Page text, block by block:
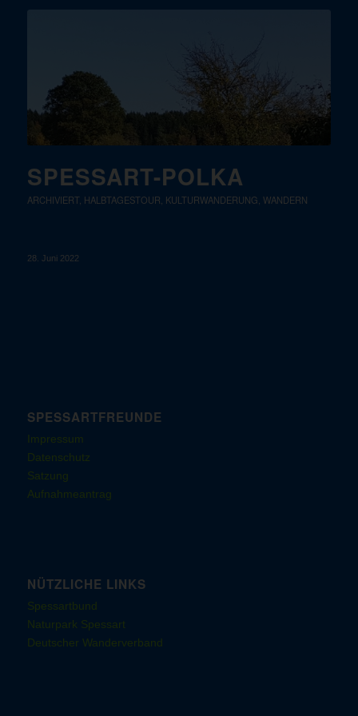
SPESSART-POLKA
ARCHIVIERT, HALBTAGESTOUR KULTURWANDERUNG WANDERN
28. Juni 2022
SPESSARTFREUNDE
Impressum
Datenschutz
Satzung
Aufnahmeantrag
NÜTZLICHE LINKS
Spessartbund
Naturpark Spessart
Deutscher Wanderverband